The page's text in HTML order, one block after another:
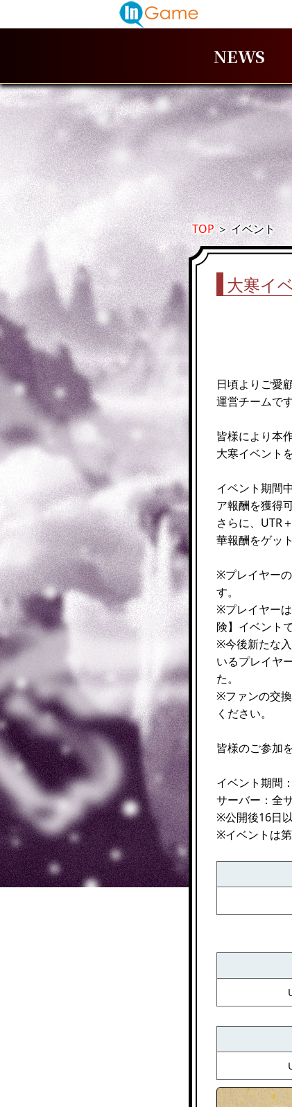
NEWS
TOP＞イベント
大寒イ
日頃よりご愛
運営チームです
皆様により本
大寒イベント
イベント期間
ア報酬を獲得
さらに、UTR
華報酬をゲッ
※プレイヤー
す。
※プレイヤー
険】イベント
※今後新たな
いるプレイヤ
た。
※ファンの交
ください。
皆様のご参加
イベント期間
サーバー：全
※公開後16日
※イベントは